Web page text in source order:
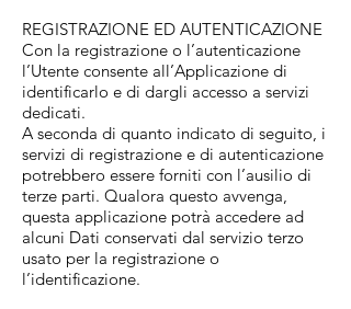
REGISTRAZIONE ED AUTENTICAZIONE
Con la registrazione o l’autenticazione
l’Utente consente all’Applicazione di
identificarlo e di dargli accesso a servizi
dedicati.
A seconda di quanto indicato di seguito, i
servizi di registrazione e di autenticazione
potrebbero essere forniti con l’ausilio di
terze parti. Qualora questo avvenga,
questa applicazione potrà accedere ad
alcuni Dati conservati dal servizio terzo
usato per la registrazione o
l’identificazione.